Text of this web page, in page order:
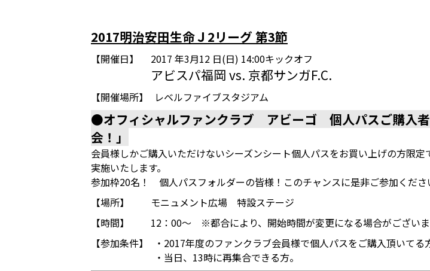
2017明治安田生命Ｊ2リーグ 第3節
【開催日】 2017 年3月12 日(日) 14:00キックオフ
アビスパ福岡 vs. 京都サンガF.C.
【開催場所】 レベルファイブスタジアム
●オフィシャルファンクラブ アビーゴ 個人パスご購入
会！」
会員様しかご購入いただけないシーズンシート個人パスをお買い上げの方限
実施いたします。
参加枠20名！ 個人パスフォルダーの皆様！このチャンスに是非ご参加くださ
【場所】
モニュメント広場 特設ステージ
【時間】
12：00～ ※都合により、開始時間が変更になる場合がございま
【参加条件】
・2017年度のファンクラブ会員様で個人パスをご購入頂いてる
・当日、13時に再集合できる方。